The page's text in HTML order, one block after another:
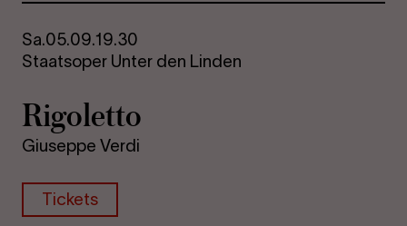
Sa.05.09.19.30
Staatsoper Unter den Linden
Ri­go­let­to
Giuseppe Verdi
Tickets